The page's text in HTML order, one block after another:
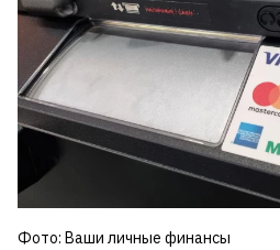
Фото: Ваши личные финансы